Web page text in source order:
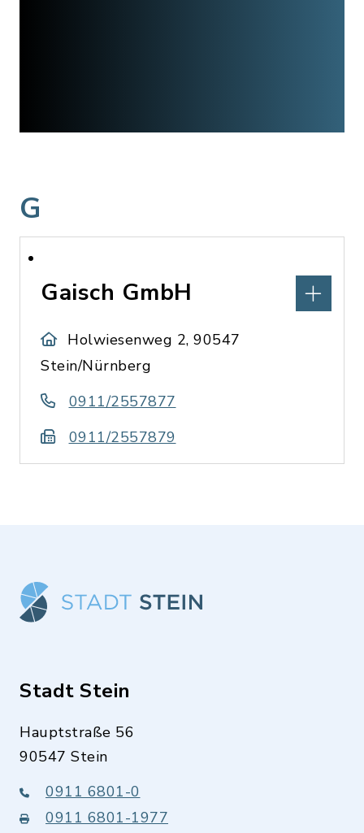
G
Gaisch GmbH
Holwiesenweg 2, 90547
Stein/Nürnberg
0911/2557877
0911/2557879
Stadt Stein
Hauptstraße 56
90547 Stein
0911 6801-0
0911 6801-1977